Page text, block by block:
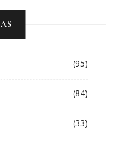
(95)
(84)
(33)